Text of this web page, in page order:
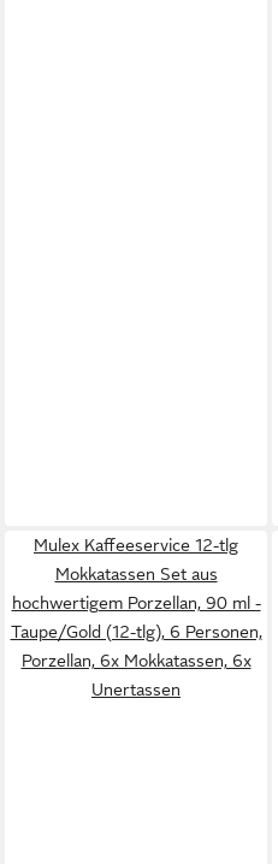
Mulex Kaffeeservice 12-tlg
Mokkatassen Set aus
hochwertigem Porzellan, 90 ml -
Taupe/Gold (12-tlg), 6 Personen,
Porzellan, 6x Mokkatassen, 6x
Unertassen